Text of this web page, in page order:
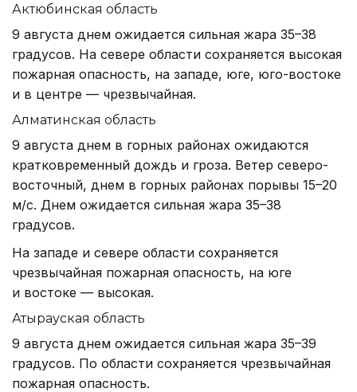
Актюбинская область
9 августа днем ожидается сильная жара 35–38
градусов. На севере области сохраняется высокая
пожарная опасность, на западе, юге, юго-востоке
и в центре — чрезвычайная.
Алматинская область
9 августа днем в горных районах ожидаются
кратковременный дождь и гроза. Ветер северо-
восточный, днем в горных районах порывы 15–20
м/с. Днем ожидается сильная жара 35–38
градусов.
На западе и севере области сохраняется
чрезвычайная пожарная опасность, на юге
и востоке — высокая.
Атырауская область
9 августа днем ожидается сильная жара 35–39
градусов. По области сохраняется чрезвычайная
пожарная опасность.